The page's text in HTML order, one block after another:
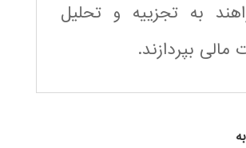
به تجزییه و تحلیل
مالی بپردازند.